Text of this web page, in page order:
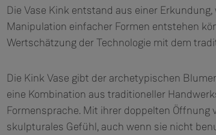
Die Vase Kink entstand aus einer
Manipulation einfacher Formen entstehen
Wertschätzung der Technologie mit dem
Die Kink Vase gibt der archetypischen
eine Kombination aus traditioneller
Formensprache. Mit ihrer doppelten Öffnung
skulpturales Gefühl, auch wenn sie nicht